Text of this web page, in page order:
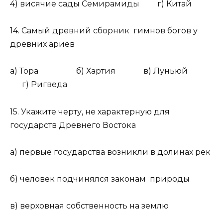
4) висячие сады Семирамиды г) Китай
14. Самый древний сборник гимнов богов у
древних ариев
а) Тора б) Хартия в) Луньюй
г) Ригведа
15. Укажите черту, не характерную для
государств Древнего Востока
а) первые государства возникли в долинах рек
б) человек подчинялся законам природы
в) верховная собственность на землю